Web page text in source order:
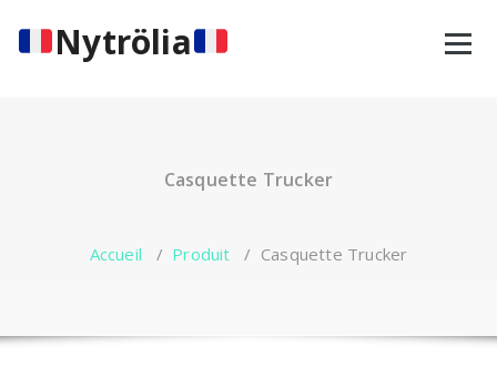
contenuNytrölia
Casquette Trucker
Accueil / Produit / Casquette Trucker